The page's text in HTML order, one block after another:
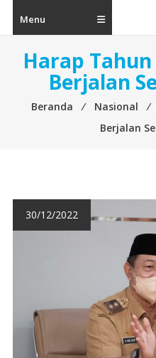
Menu
Harap
Berjalan
Beranda ⁄ Nasional ⁄
Berjalan
30/12/2022